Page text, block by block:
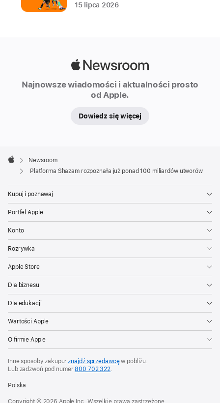
rozpoznanych
chwili
uruchomienia
oficjalnie
zrozumienia:
używali
Ziemi,
zidentyfikowałby
12 utworów.
musiałaby
używać
Shazam
sekundę
15 lipca 2026
Najnowsze wiadomości i aktualności prosto
od Apple.
Dowiedz się więcej
Footer

Apple
Newsroom
Platforma Shazam rozpoznała już ponad 100 miliardów utworów
Kupuj i poznawaj
Portfel Apple
Konto
Rozrywka
Apple Store
Dla biznesu
Dla edukacji
Wartości Apple
O firmie Apple
Inne sposoby zakupu:znajdź sprzedawcęw pobliżu.
Lub zadzwoń pod numer800 702 322.
Polska